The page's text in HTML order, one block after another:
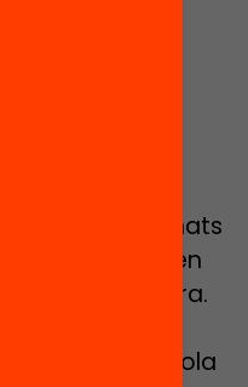
cares i
pateixen
subvencionats
Però, en
no és gaire cara.
pagui
triar escola